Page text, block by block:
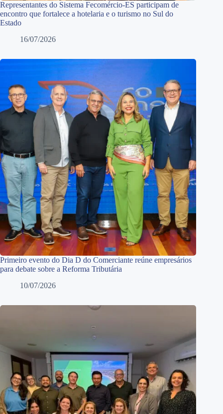
Representantes do Sistema Fecomércio-ES participam de
encontro que fortalece a hotelaria e o turismo no Sul do
Estado
16/07/2026
Primeiro evento do Dia D do Comerciante reúne empresários
para debate sobre a Reforma Tributária
10/07/2026